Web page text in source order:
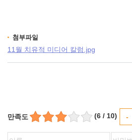
첨부파일
11월 치유적 미디어 칼럼.jpg
만족도 (6/ 10) -